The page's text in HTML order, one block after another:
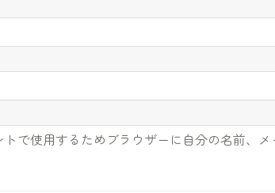
で使用するためブラウザーに自分の名前、メ